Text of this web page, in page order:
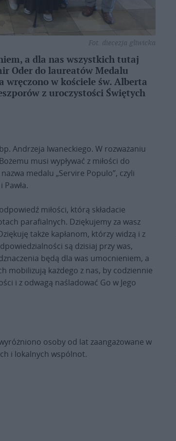
Fot. diecezja gliwicka
a dla nas wszystkich tutaj
Oder do laureatów Medalu
wręczono w kościele św. Alberta
z uroczystości Świętych
Andrzeja Iwaneckiego. W rozważaniu
musi wypływać z miłości do
medalu „Servire Populo”, czyli
miłości, którą składacie
parafialnych. Dziękujemy za wasz
także kapłanom, którzy widzą i z
są dzisiaj przy was,
będą dla was umocnieniem, a
mobilizują każdego z nas, by codziennie
i z odwagą naśladować Go w Jego
osoby od lat zaangażowane w
i lokalnych wspólnot.